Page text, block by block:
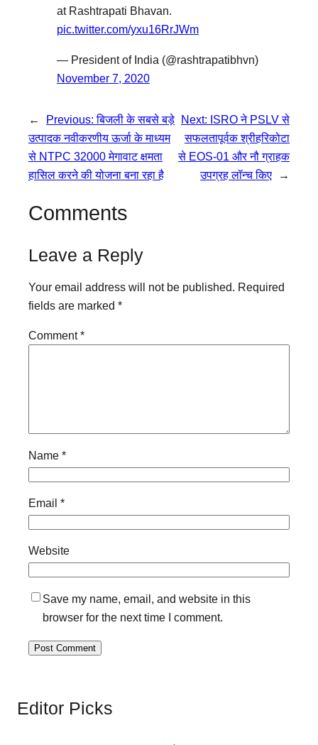
at Rashtrapati Bhavan.
pic.twitter.com/yxu16RrJWm
— President of India (@rashtrapatibhvn)
November 7, 2020
← Previous:बिजली के सबसे बड़े
उत्पादक नवीकरणीय ऊर्जा के माध्यम
से NTPC 32000 मेगावाट क्षमता
हासिल करने की योजना बना रहा है
Next: ISRO ने PSLV से
सफलतापूर्वक श्रीहरिकोटा
से EOS-01 और नौ ग्राहक
उपग्रह लॉन्च किए
→
Comments
Leave a Reply
Your email address will not be published. Required
fields are marked *
Comment*
Name *
Email *
Website
Save my name, email, and website in this
browser for the next time I comment.
Editor Picks